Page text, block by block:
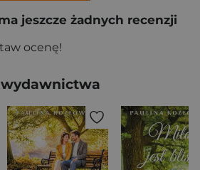
jeszcze żadnych recenzji
ocenę!